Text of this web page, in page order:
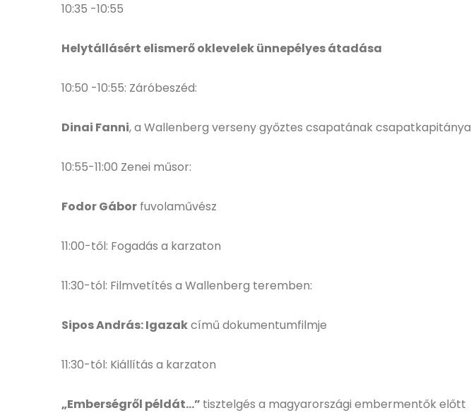
10:35 -10:55
Helytállásért elismerő oklevelek ünnepélyes átadása
10:50 -10:55: Záróbeszéd:
Dinai Fanni, a Wallenberg verseny győztes csapatának csapatkapitánya
10:55-11:00 Zenei műsor:
Fodor Gábor fuvolaművész
11:00-től: Fogadás a karzaton
11:30-tól: Filmvetítés a Wallenberg teremben:
Sipos András: Igazakcímű dokumentumfilmje
11:30-tól: Kiállítás a karzaton
„Emberségről példát…” tisztelgés a magyarországi embermentők előtt